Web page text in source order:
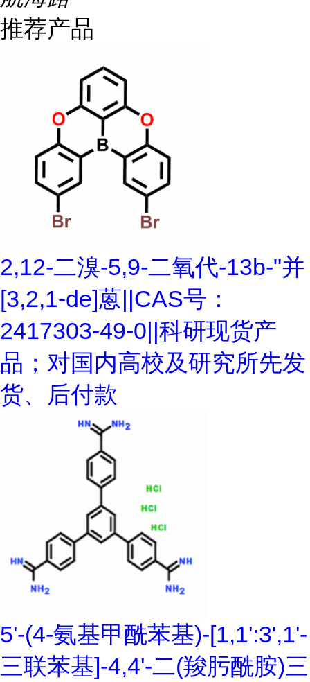
推荐产品
2,12-二溴-5,9-二氧代-13b-"并
[3,2,1-de]蒽||CAS号：
2417303-49-0||科研现货产
品；对国内高校及研究所先发
货、后付款
5'-(4-氨基甲酰苯基)-[1,1':3',1'-
三联苯基]-4,4'-二(羧肟酰胺)三